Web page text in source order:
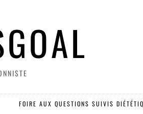
FOIRE AUX QUESTIONS SUIVIS